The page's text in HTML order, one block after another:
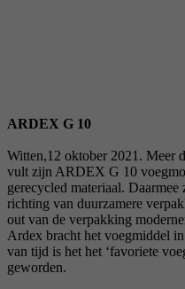
ARDEX G 10
Witten,12 oktober 2021. Meer
vult zijn ARDEX G 10
gerecycled materiaal.
richting van duurzamere
out van de verpakking
Ardex bracht het voegmiddel
van tijd is het het ‘favoriete
geworden.